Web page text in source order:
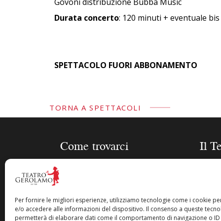
Per fornire le migliori esperienze, utilizziamo tecnologie come i cookie
e/o accedere alle informazioni del dispositivo. Il consenso a queste
permetterà di elaborare dati come il comportamento di navigazione o
Govoni distribuzione Bubba Music
Durata concerto: 120 minuti + eventuale bis
SPETTACOLO FUORI ABBONAMENTO
TORNA A SPETTACOLI
Come trovarci
info@teatrogerolamo.it
Il